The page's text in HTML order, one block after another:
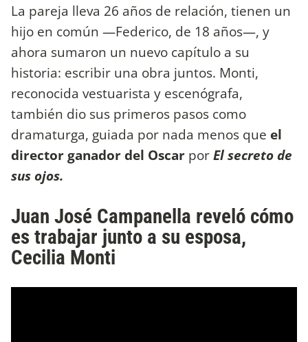
La pareja lleva 26 años de relación, tienen un
hijo en común —Federico, de 18 años—, y
ahora sumaron un nuevo capítulo a su
historia: escribir una obra juntos. Monti,
reconocida vestuarista y escenógrafa,
también dio sus primeros pasos como
dramaturga, guiada por nada menos que el
director ganador del Oscar porEl secreto de
sus ojos.
Juan José Campanella reveló cómo
es trabajar junto a su esposa,
Cecilia Monti